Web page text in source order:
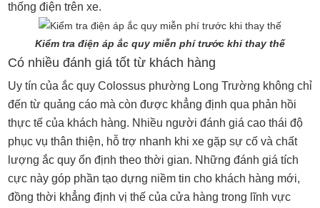
thống điện trên xe.
Kiểm tra điện áp ắc quy miễn phí trước khi thay thế
Có nhiều đánh giá tốt từ khách hàng
Uy tín của ắc quy Colossus phường Long Trường không chỉ
đến từ quảng cáo mà còn được khẳng định qua phản hồi
thực tế của khách hàng. Nhiều người đánh giá cao thái độ
phục vụ thân thiện, hỗ trợ nhanh khi xe gặp sự cố và chất
lượng ắc quy ổn định theo thời gian. Những đánh giá tích
cực này góp phần tạo dựng niềm tin cho khách hàng mới,
đồng thời khẳng định vị thế của cửa hàng trong lĩnh vực